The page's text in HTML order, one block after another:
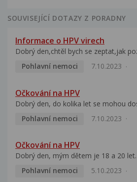
SOUVISEJÍCÍ DOTAZY Z PORADNY
Informace o HPV virech
Dobrý den,chtěl bych se zeptat,jak
Pohlavní nemoci
7.10.2023
Očkování na HPV
Dobrý den, do kolika let se mohou
Pohlavní nemoci
7.10.2023
Očkování na HPV
Dobrý den, mým dětem je 18 a 20
Pohlavní nemoci
5.10.2023